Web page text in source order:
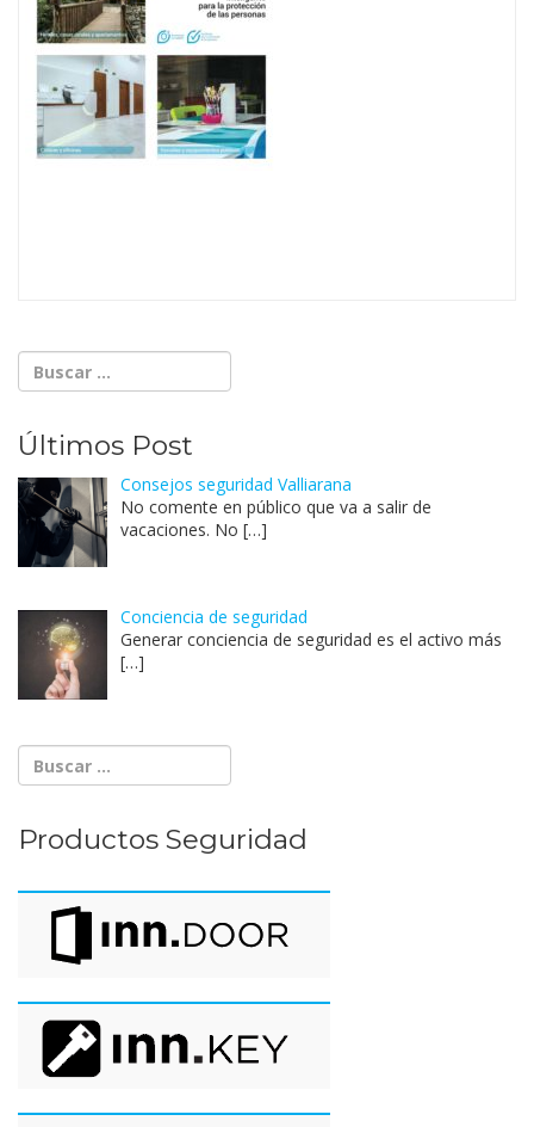
Últimos Post
Consejos seguridad Valliarana
No comente en público que va a salir de
vacaciones. No […]
Conciencia de seguridad
Generar conciencia de seguridad es el activo más
[…]
Productos Seguridad